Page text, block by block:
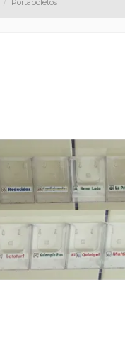
Portaboletos